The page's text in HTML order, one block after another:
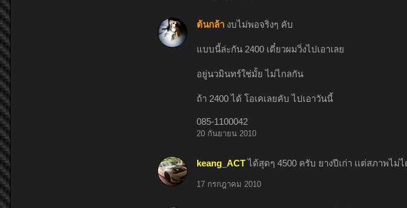
ต้นกล้า งบไม่พอจริงๆ คับ
แบบนี้ล่ะกัน 2400 เดี๋ยวผมวิ่งไปเอาเลย
อยู่นวมินทร์ใช่มั้ย ไม่ไกลกัน
ถ้า 2400 ได้ โอเคเลยคับ ไปเอาวันนี้
085-1100042
20 กันยายน 2010
keang_ACT ได้สุดๆ 4500 ครับ ยางปีเก่า เเต่สภาพไม่
17 กรกฎาคม 2010